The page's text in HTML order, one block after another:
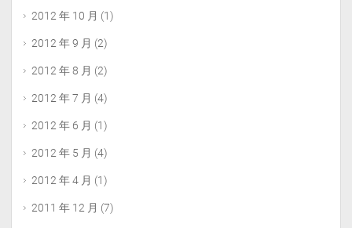
2012 年 10 月 (1)
2012 年 9 月 (2)
2012 年 8 月 (2)
2012 年 7 月 (4)
2012 年 6 月 (1)
2012 年 5 月 (4)
2012 年 4 月 (1)
2011 年 12 月 (7)